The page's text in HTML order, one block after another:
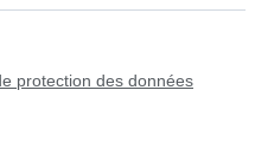
protection des données